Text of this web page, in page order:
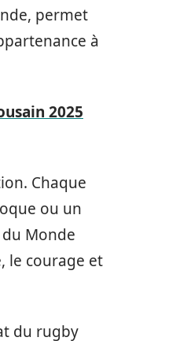
permet
à
2025
Chaque
ou un
Monde
le courage et
du rugby